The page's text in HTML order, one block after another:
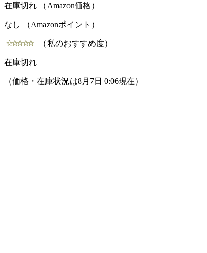
在庫切れ （Amazon価格）
なし （Amazonポイント）
（私のおすすめ度）
在庫切れ
（価格・在庫状況は8月7日 0:06現在）